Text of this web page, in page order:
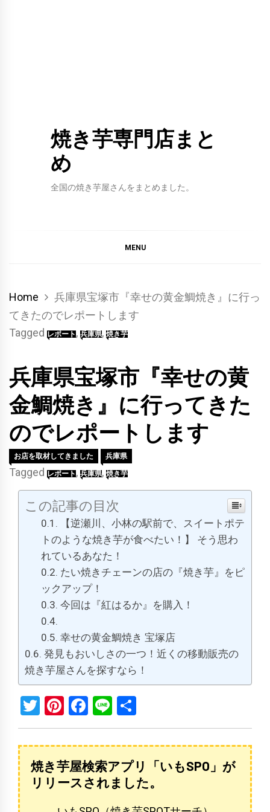
焼き芋専門店まと
め
全国の焼き芋屋さんをまとめました。
MENU
Home
兵庫県宝塚市『幸せの黄金鯛焼き』に行っ
てきたのでレポートします
Tagged レポート , 兵庫県, 焼き芋
兵庫県宝塚市『幸せの黄
金鯛焼き』に行ってきた
のでレポートします
お店を取材してきました 兵庫県
Tagged レポート , 兵庫県, 焼き芋
この記事の目次
【逆瀬川、小林の駅前で、スイートポテ
トのような焼き芋が食べたい！】 そう思わ
れているあなた！
たい焼きチェーンの店の『焼き芋』をピ
ックアップ！
今回は『紅はるか』を購入！
幸せの黄金鯛焼き 宝塚店
発見もおいしさの一つ！近くの移動販売の
焼き芋屋さんを探すなら！
Twitter
Pinterest
Facebook
Line
有
焼き芋屋検索アプリ「いもSPO」が
リリースされました。